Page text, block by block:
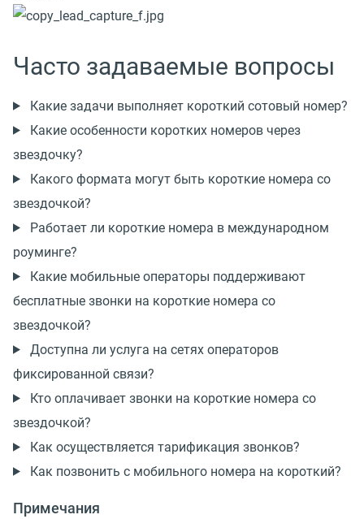
Часто задаваемые вопросы
Какие задачи выполняет короткий сотовый номер?
Какие особенности коротких номеров через
звездочку?
Какого формата могут быть короткие номера со
звездочкой?
Работает ли короткие номера в международном
роуминге?
Какие мобильные операторы поддерживают
бесплатные звонки на короткие номера со
звездочкой?
Доступна ли услуга на сетях операторов
фиксированной связи?
Кто оплачивает звонки на короткие номера со
звездочкой?
Как осуществляется тарификация звонков?
Как позвонить с мобильного номера на короткий?
Примечания